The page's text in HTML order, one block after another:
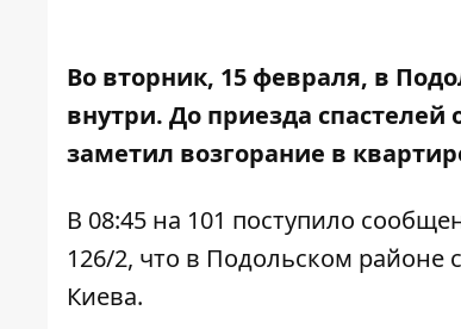
Во вторник, 15 февраля, в
внутри. До приезда
заметил возгорание в
В 08:45 на 101 поступило
126/2, что в Подольском районе
Киева.